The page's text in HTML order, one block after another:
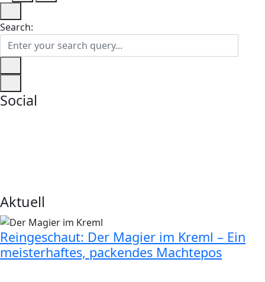
Search:
Social
Aktuell
Reingeschaut: Der Magier im Kreml – Ein
meisterhaftes, packendes Machtepos